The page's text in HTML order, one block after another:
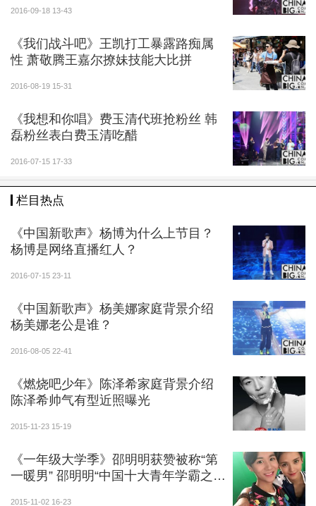
2016-09-18 13-43
《我们战斗吧》王凯打工暴露路痴属
性 萧敬腾王嘉尔撩妹技能大比拼
2016-08-19 15-31
《我想和你唱》费玉清代班抢粉丝 韩
磊粉丝表白费玉清吃醋
2016-07-15 17-33
栏目热点
《中国新歌声》杨博为什么上节目？
杨博是网络直播红人？
2016-07-15 23-11
《中国新歌声》杨美娜家庭背景介绍
杨美娜老公是谁？
2016-08-05 22-41
《燃烧吧少年》陈泽希家庭背景介绍
陈泽希帅气有型近照曝光
2015-11-23 15-19
《一年级大学季》邵明明获赞被称“第
一暖男” 邵明明“中国十大青年学霸之
2015-11-02 16-23